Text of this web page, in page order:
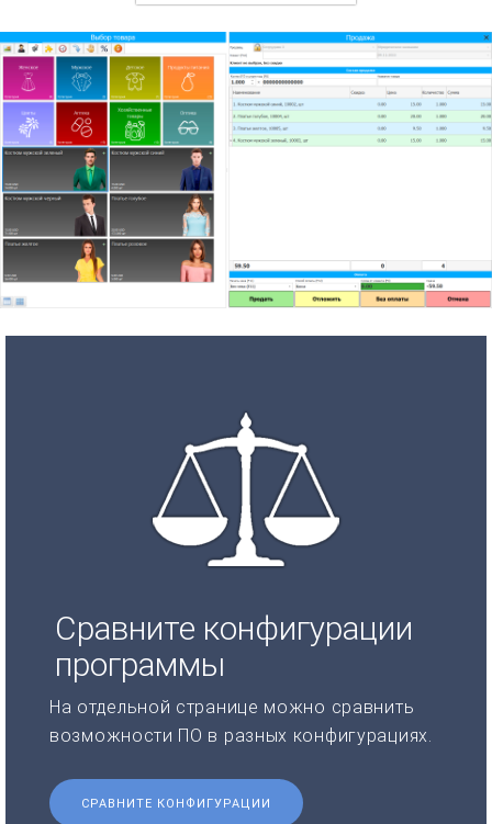
Сравните конфигурации
программы
На отдельной странице можно сравнить
возможности ПО в разных конфигурациях.
СРАВНИТЕ КОНФИГУРАЦИИ